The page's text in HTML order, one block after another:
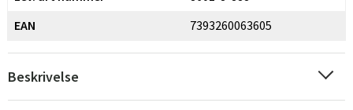
EAN
7393260063605
Beskrivelse